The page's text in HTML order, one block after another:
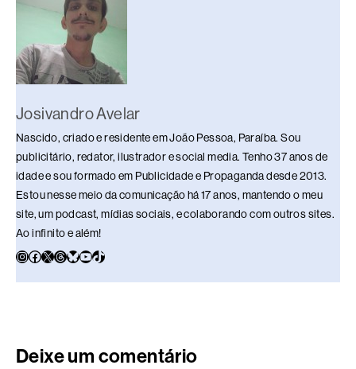
Josivandro Avelar
Nascido, criado e residente em João Pessoa, Paraíba. Sou
publicitário, redator, ilustrador e social media. Tenho 37 anos de
idade e sou formado em Publicidade e Propaganda desde 2013.
Estou nesse meio da comunicação há 17 anos, mantendo o meu
site, um podcast, mídias sociais, e colaborando com outros sites.
Ao infinito e além!
Deixe um comentário